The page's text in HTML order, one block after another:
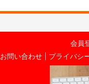
会員
お問い合わせ プライバシ